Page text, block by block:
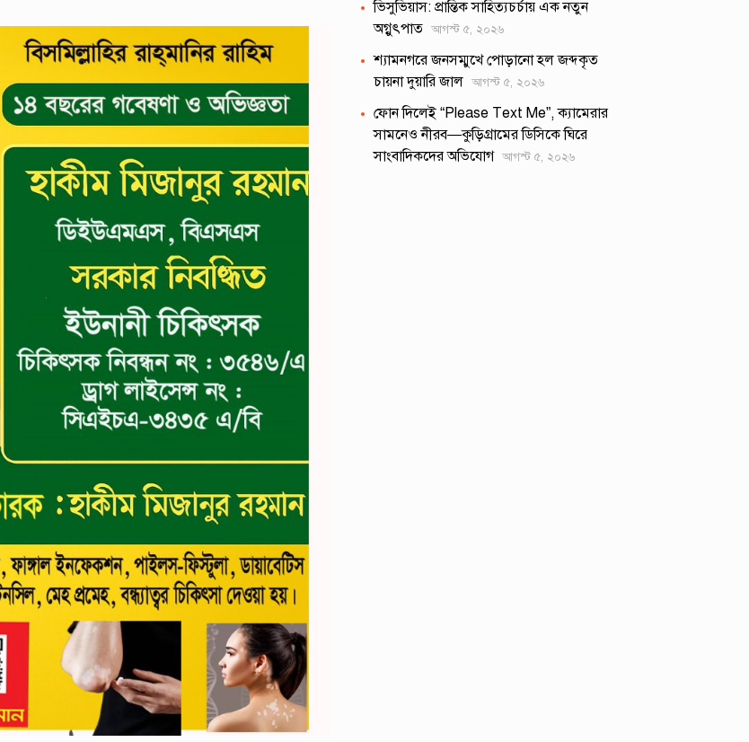
ভিসুভিয়াস: প্রান্তিক সাহিত্যচর্চায় এক নতুন
অগ্নুৎপাত আগস্ট ৫, ২০২৬
শ্যামনগরে জনসম্মুখে পোড়ানো হল জব্দকৃত
চায়না দুয়ারি জাল আগস্ট ৫, ২০২৬
ফোন দিলেই “Please Text Me”, ক্যামেরার
সামনেও নীরব—কুড়িগ্রামের ডিসিকে ঘিরে
সাংবাদিকদের অভিযোগ আগস্ট ৫, ২০২৬